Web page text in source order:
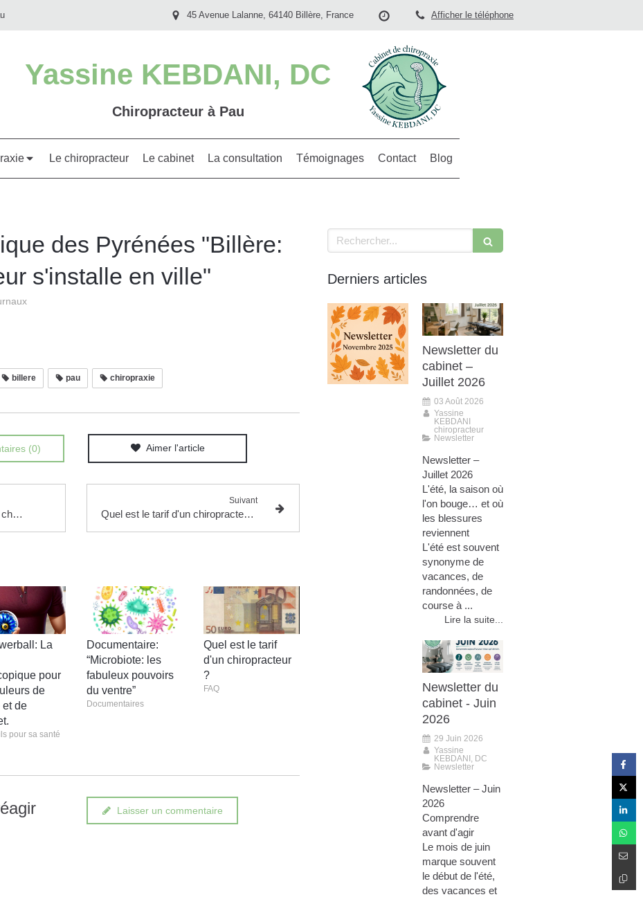
Afficher le téléphone
45 Avenue Lalanne, 64140 Billère, France
Yassine KEBDANI, DC
Chiropracteur à Pau
Le chiropracteur Le cabinet La consultation Témoignages Contact Blog
des Pyrénées "Billère:
s'installe en ville"
billere pau chiropraxie
(0) Aimer l'article
Canal lombaire étroit et chiropraxie
Suivant
Quel est le tarif d'un chiropracteur ?
La
pour
de
et de
pour sa santé
Documentaire:
“Microbiote: les
fabuleux pouvoirs
du ventre”
Documentaires
Quel est le tarif
d'un chiropracteur
?
FAQ
Laisser un commentaire
Rechercher
Derniers articles
Newsletter du
cabinet –
Juillet 2026
03 Août 2026
Yassine
KEBDANI
chiropracteur
Newsletter
Newsletter –
Juillet 2026
L'été, la saison où
l'on bouge… et où
les blessures
reviennent
L'été est souvent
synonyme de
vacances, de
randonnées, de
course à ...
Lire la suite...
Newsletter du
cabinet - Juin
2026
29 Juin 2026
Yassine
KEBDANI, DC
Newsletter
Newsletter – Juin
2026
Comprendre
avant d'agir
Le mois de juin
marque souvent
le début de l'été,
des vacances et